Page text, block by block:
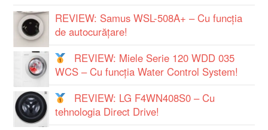
REVIEW: Samus WSL-508A+ – Cu funcţia
de autocurăţare!
REVIEW: Miele Serie 120 WDD 035
WCS – Cu funcția Water Control System!
REVIEW: LG F4WN408S0 – Cu
tehnologia Direct Drive!